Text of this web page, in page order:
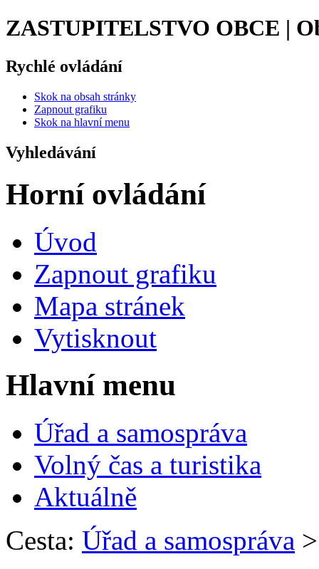
ZASTUPITELSTVO OBCE |
Rychlé ovládání
Skok na obsah stránky
Zapnout grafiku
Skok na hlavní menu
Vyhledávání
Horní ovládání
Úvod
Zapnout grafiku
Mapa stránek
Vytisknout
Hlavní menu
Úřad a samospráva
Volný čas a turistika
Aktuálně
Cesta: Úřad a samospráva